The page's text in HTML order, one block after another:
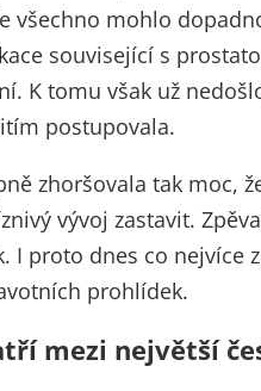
všechno mohlo
související s
K tomu však už
postupovala.
zhoršovala tak moc,
vývoj zastavit.
I proto dnes co nejvíce
prohlídek.
mezi největší